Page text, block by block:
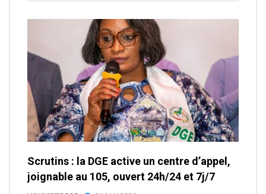
Scrutins : la DGE active un centre d’appel,
joignable au 105, ouvert 24h/24 et 7j/7